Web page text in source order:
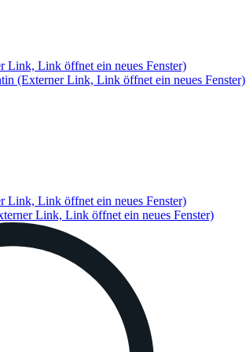
Link, Link öffnet ein neues Fenster)
(Externer Link, Link öffnet ein neues Fenster)
Link, Link öffnet ein neues Fenster)
Link, Link öffnet ein neues Fenster)